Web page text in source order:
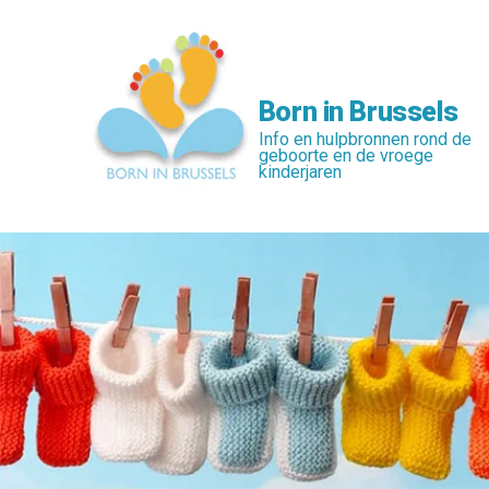
Born in Brussels
Info en hulpbronnen rond de
geboorte en de vroege
kinderjaren